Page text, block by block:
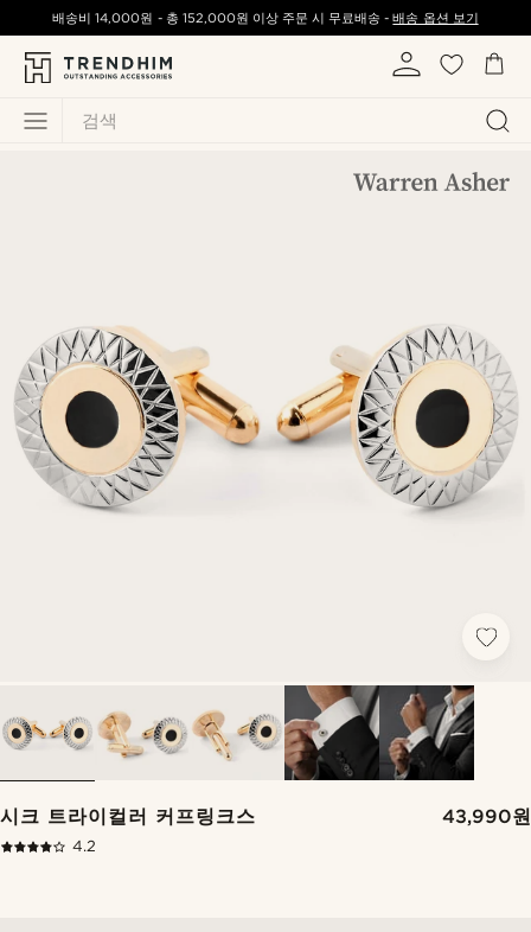
검색
배송비14,000원 - 총 152,000원 이상 주문 시 무료배송 -배송 옵션 보기
시크 트라이컬러 커프링크스 43,990원
4.2